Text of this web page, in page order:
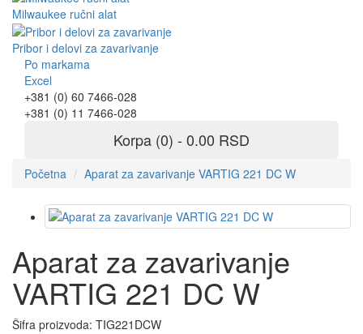
Milwaukee ručni alat
Pribor i delovi za zavarivanje
Po markama
Excel
+381 (0) 60 7466-028
+381 (0) 11 7466-028
Korpa (0) - 0.00 RSD
Početna Aparat za zavarivanje VARTIG 221 DC W
Aparat za zavarivanje
VARTIG 221 DC W
Šifra proizvoda: TIG221DCW